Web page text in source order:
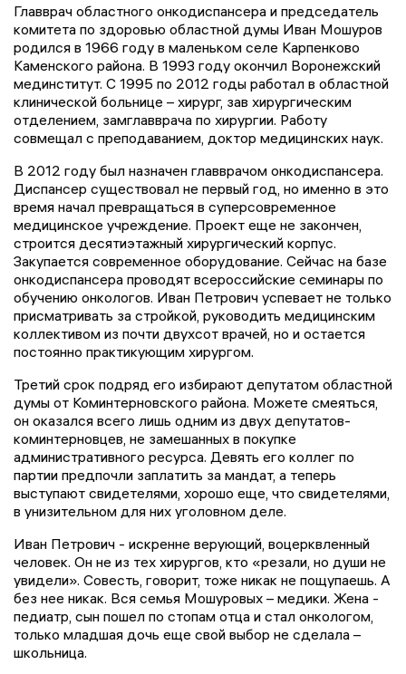
Главврач областного онкодиспансера и председатель
комитета по здоровью областной думы Иван Мошуров
родился в 1966 году в маленьком селе Карпенково
Каменского района. В 1993 году окончил Воронежский
мединститут. С 1995 по 2012 годы работал в областной
клинической больнице – хирург, зав хирургическим
отделением, замглавврача по хирургии. Работу
совмещал с преподаванием, доктор медицинских наук.
В 2012 году был назначен главврачом онкодиспансера.
Диспансер существовал не первый год, но именно в это
время начал превращаться в суперсовременное
медицинское учреждение. Проект еще не закончен,
строится десятиэтажный хирургический корпус.
Закупается современное оборудование. Сейчас на базе
онкодиспансера проводят всероссийские семинары по
обучению онкологов. Иван Петрович успевает не только
присматривать за стройкой, руководить медицинским
коллективом из почти двухсот врачей, но и остается
постоянно практикующим хирургом.
Третий срок подряд его избирают депутатом областной
думы от Коминтерновского района. Можете смеяться,
он оказался всего лишь одним из двух депутатов-
коминтерновцев, не замешанных в покупке
административного ресурса. Девять его коллег по
партии предпочли заплатить за мандат, а теперь
выступают свидетелями, хорошо еще, что свидетелями,
в унизительном для них уголовном деле.
Иван Петрович - искренне верующий, воцерквленный
человек. Он не из тех хирургов, кто «резали, но души не
увидели». Совесть, говорит, тоже никак не пощупаешь. А
без нее никак. Вся семья Мошуровых – медики. Жена -
педиатр, сын пошел по стопам отца и стал онкологом,
только младшая дочь еще свой выбор не сделала –
школьница.